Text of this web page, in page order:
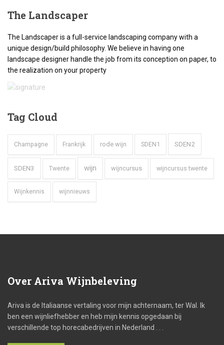
The Landscaper
The Landscaper is a full-service landscaping company with a
unique design/build philosophy. We believe in having one
landscape designer handle the job from its conception on paper, to
the realization on your property
Tag Cloud
Champagne Frankrijk rode wijn SDEN1 SDEN2
SDEN3 Twente wijn wijncursus wijncursus twente
Wijnkennis wijnnieuws
Over Ariva Wijnbeleving
Ariva is de Italiaanse vertaling voor mijn achternaam, ter Wal. Ik
ben een wijnliefhebber en heb mijn kennis opgedaan bij
verschillende top horecabedrijven in Nederland . . .